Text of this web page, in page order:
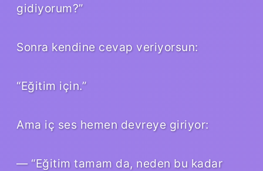
gidiyorum?”
Sonra kendine cevap veriyorsun:
“Eğitim için.”
Ama iç ses hemen devreye giriyor:
— “Eğitim tamam da, neden bu kadar